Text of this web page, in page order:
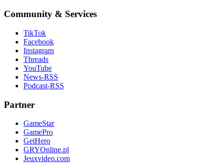
Community & Services
TikTok
Facebook
Instagram
Threads
YouTube
News-RSS
Podcast-RSS
Partner
GameStar
GamePro
GetHero
GRYOnline.pl
Jeuxvideo.com